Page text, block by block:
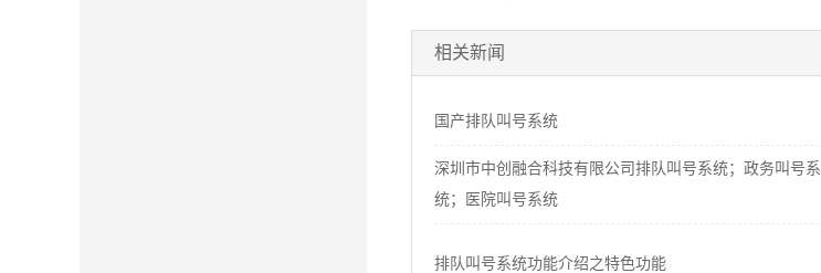
相关新闻
国产排队叫号系统
深圳市中创融合科技有限公司排队叫号系统；政务叫号系
统；医院叫号系统
排队叫号系统功能介绍之特色功能